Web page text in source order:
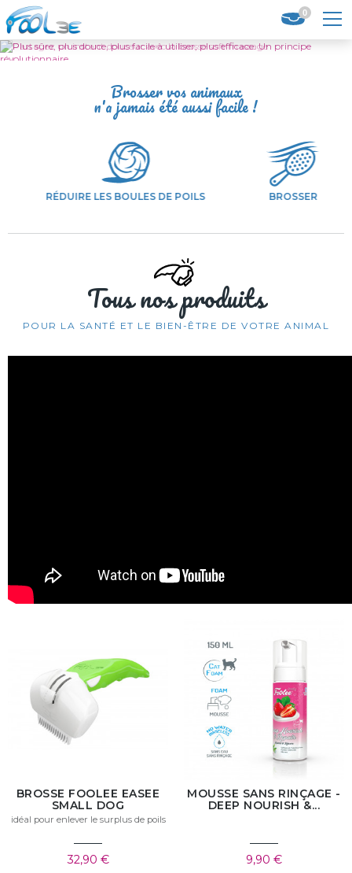
Brosser vos animaux
n'a jamais été aussi facile !
RÉDUIRE LES BOULES DE POILS BROSSER
Tous nos produits
POUR LA SANTÉ ET LE BIEN-ÊTRE DE VOTRE ANIMAL
BROSSE FOOLEE EASEE
SMALL DOG
idéal pour enlever le surplus de poils
32,90 €
MOUSSE SANS RINÇAGE -
DEEP NOURISH &...
9,90 €
0